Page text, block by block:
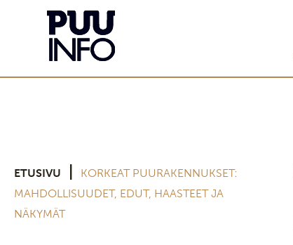
ETUSIVU
KORKEAT PUURAKENNUKSET:
MAHDOLLISUUDET, EDUT, HAASTEET JA
NÄKYMÄT